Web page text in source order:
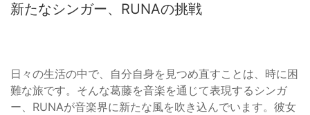
新たなシンガー、RUNAの挑戦
日々の生活の中で、自分自身を見つめ直すことは、時に困
難な旅です。そんな葛藤を音楽を通じて表現するシンガ
ー、RUNAが音楽界に新たな風を吹き込んでいます。彼女